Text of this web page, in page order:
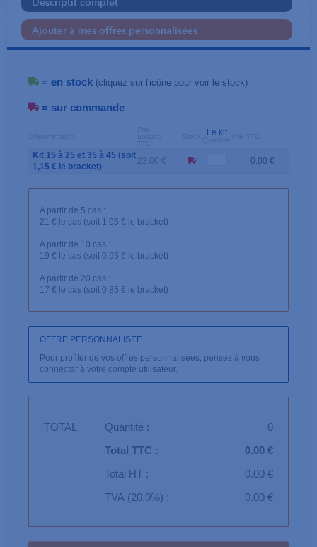
Descriptif complet
Ajouter à mes offres personnalisées
= en stock (cliquez sur l'icône pour voir le stock)
= sur commande
Le kit
Kit 15 à 25 et 35 à 45 (soit
1,15 € le bracket)
23.00 € 0.00 €
A partir de 5 cas :
21 € le cas (soit 1,05 € le bracket)
A partir de 10 cas :
19 € le cas (soit 0,95 € le bracket)
A partir de 20 cas :
17 € le cas (soit 0,85 € le bracket)
OFFRE PERSONNALISÉE
Pour profiter de vos offres personnalisées, pensez à vous
connecter à votre compte utilisateur.
TOTAL Quantité :
0
Total TTC :
0.00 €
Total HT :
0.00 €
TVA (20,0%) :
0.00 €